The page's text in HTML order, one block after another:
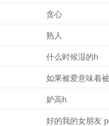
贪心
熟人
什么时候湿的h
如果被爱意味着
妒高h
好的我的女朋友